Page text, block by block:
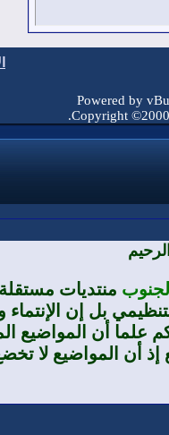
Powered by
Copyright
منتديات
بل إن الإنتماء
علما أن المواضيع
أن المواضيع لا